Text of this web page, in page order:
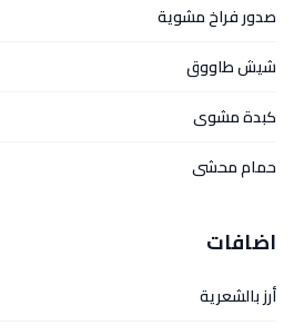
صدور فراخ مشوية
شيش طاووق
كبدة مشوى
حمام محشى
اضافات
أرز بالشعرية